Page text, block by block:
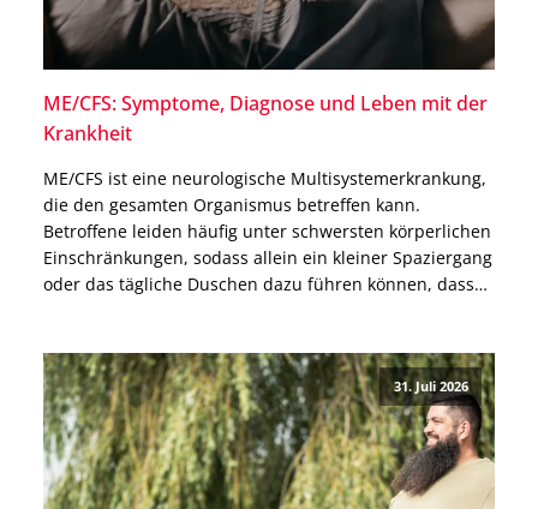
ME/CFS: Symptome, Diagnose und Leben mit der
Krankheit
ME/CFS ist eine neurologische Multisystemerkrankung,
die den gesamten Organismus betreffen kann.
Betroffene leiden häufig unter schwersten körperlichen
Einschränkungen, sodass allein ein kleiner Spaziergang
oder das tägliche Duschen dazu führen können, dass
Erschöpfungszustand ist, welche Ursachen bekannt
und welche Therapien möglich sind, […]
31. Juli 2026